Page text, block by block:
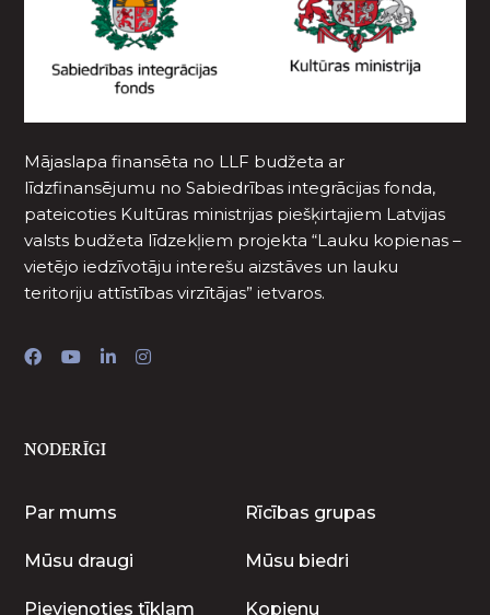
Mājaslapa finansēta no LLF budžeta ar
līdzfinansējumu no Sabiedrības integrācijas fonda,
pateicoties Kultūras ministrijas piešķirtajiem Latvijas
valsts budžeta līdzekļiem projekta “Lauku kopienas –
vietējo iedzīvotāju interešu aizstāves un lauku
teritoriju attīstības virzītājas” ietvaros.
NODERĪGI
Par mums Rīcības grupas
Mūsu draugi Mūsu biedri
Pievienoties tīklam
Kopienu